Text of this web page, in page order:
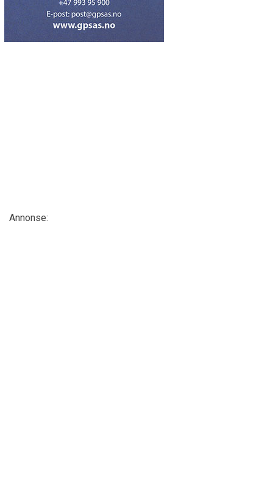
Annonse: